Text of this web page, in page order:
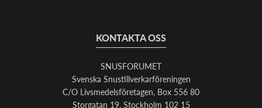
KONTAKTA OSS
SNUSFORUMET
Svenska Snustillverkarföreningen
C/O Livsmedelsföretagen, Box 556 80
Storgatan 19, Stockholm 102 15